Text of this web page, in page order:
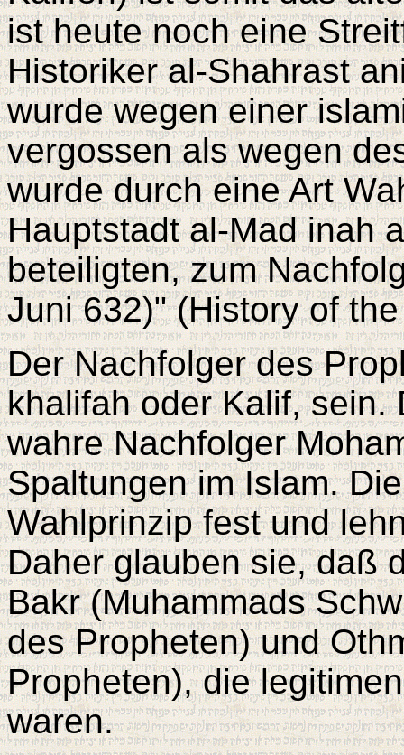
ist heute noch eine
Historiker al-Shahrast
wurde wegen einer
vergossen als wegen
wurde durch eine Art
Hauptstadt al-Mad inah
beteiligten, zum
Juni 632)" (History of
Der Nachfolger des
khalifah oder Kalif, sein.
wahre Nachfolger
Spaltungen im Islam.
Wahlprinzip fest und
Daher glauben sie, daß
Bakr (Muhammads
des Propheten) und
Propheten), die
waren.